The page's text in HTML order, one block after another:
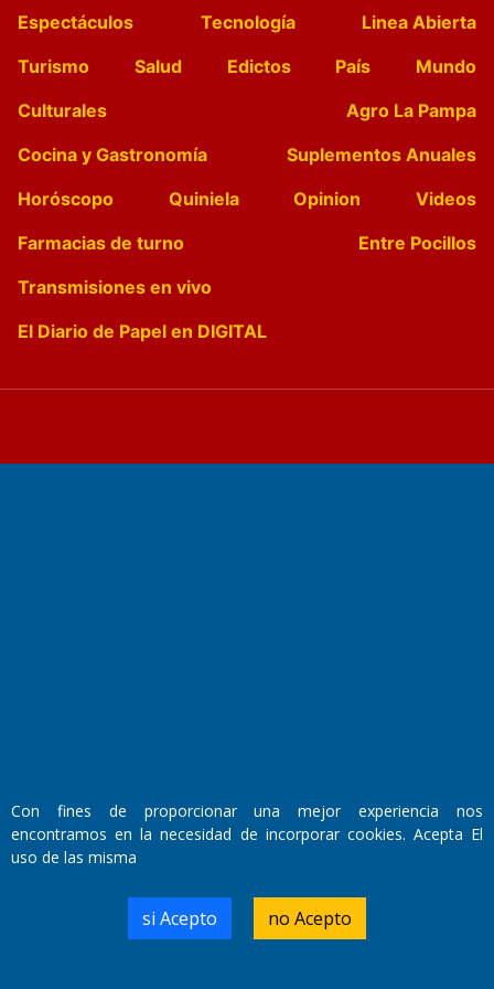
Espectáculos
Tecnología
Linea Abierta
Turismo
Salud Edictos País
Mundo
Culturales
Agro La Pampa
Cocina y Gastronomía
Suplementos Anuales
Horóscopo
Quiniela Opinion
Videos
Farmacias de turno
Entre Pocillos
Transmisiones en vivo
El Diario de Papel en DIGITAL
Domicilio Legal: José Ingenieros 855,
Santa Rosa, La Pampa.
RL-2019-55551274-APN-DNDA#MJ
Con fines de proporcionar una mejor experiencia nos
encontramos en la necesidad de incorporar cookies. Acepta El
uso de las misma
si Acepto no Acepto